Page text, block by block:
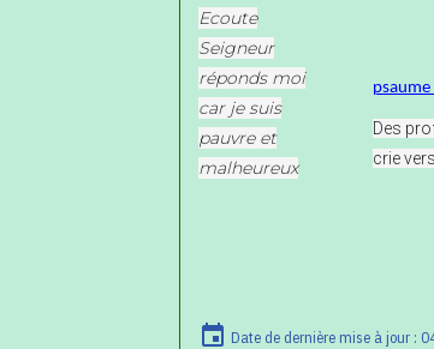
Ecoute
Seigneur
réponds moi
car je suis
pauvre et
malheureux
Des
crie
Date de dernière mise à jour :